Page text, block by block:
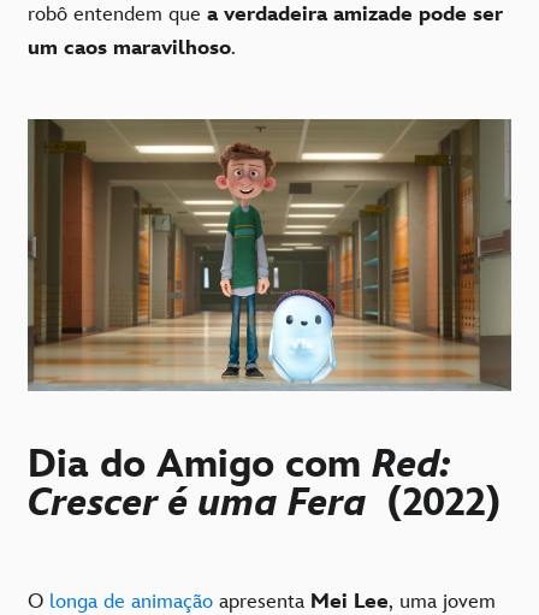
robô entendem que a verdadeira amizade pode ser
um caos maravilhoso.
Dia do Amigo com Red:
Crescer é uma Fera (2022)
O longa de animação apresenta Mei Lee, uma jovem